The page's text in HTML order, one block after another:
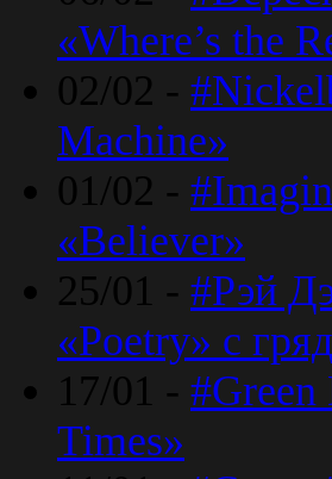
«Where’s the
02/02 -
Machine»
01/02 -
«Believer»
25/01 - #Рэй
«Poetry» с
17/01 - #Green
Times»